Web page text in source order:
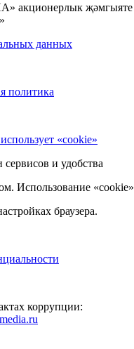
акционерлык җәмгыяте
данных
политика
«cookie»
сервисов и удобства
Использование «cookie»
браузера.
коррупции: